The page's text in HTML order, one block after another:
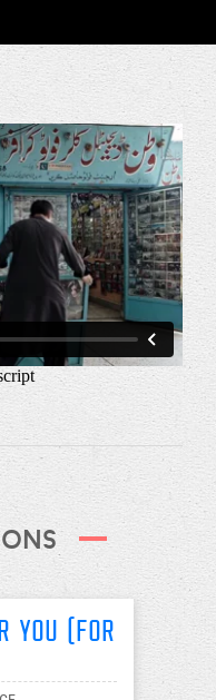
you (for